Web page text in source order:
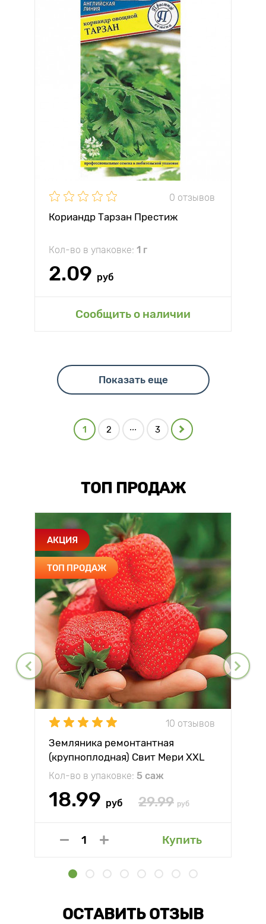
0 отзывов
Кориандр Тарзан Престиж
Кол-во в упаковке: 1 г
2.09 руб
Сообщить о наличии
Показать еще
1 2 ... 3
ТОП ПРОДАЖ
АКЦИЯ
ТОП ПРОДАЖ
10 отзывов
Земляника ремонтантная
(крупноплодная) Свит Мери XXL
Кол-во в упаковке: 5 саж
18.99 руб 29.99 руб
Купить
ОСТАВИТЬ ОТЗЫВ